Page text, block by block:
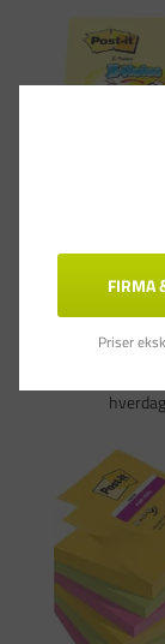
(DKK 207,20
FIRMA
Priser